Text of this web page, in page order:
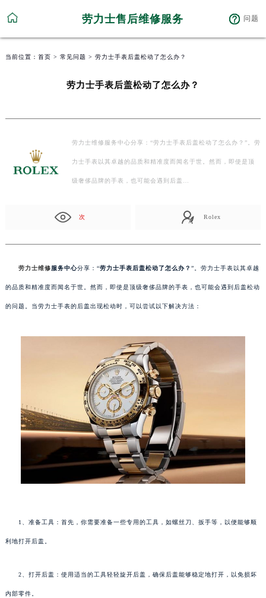
劳力士售后维修服务 问题
当前位置： 首页 > 常见问题 > 劳力士手表后盖松动了怎么办？
劳力士手表后盖松动了怎么办？
劳力士维修服务中心分享：“劳力士手表后盖松动了怎么办？”。劳
力士手表以其卓越的品质和精准度而闻名于世。然而，即使是顶
级奢侈品牌的手表，也可能会遇到后盖…
次 Rolex
劳力士维修服务中心分享：“劳力士手表后盖松动了怎么办？ ”。劳力士手表以其卓越
的品质和精准度而闻名于世。然而，即使是顶级奢侈品牌的手表，也可能会遇到后盖松动
的问题。当劳力士手表的后盖出现松动时，可以尝试以下解决方法：
1、准备工具：首先，你需要准备一些专用的工具，如螺丝刀、扳手等，以便能够顺
利地打开后盖。
2、打开后盖：使用适当的工具轻轻旋开后盖，确保后盖能够稳定地打开，以免损坏
内部零件。